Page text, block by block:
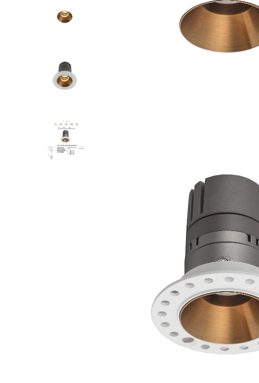
ELEGANZA TUBE
Adjustable led spot 40mm
zwart